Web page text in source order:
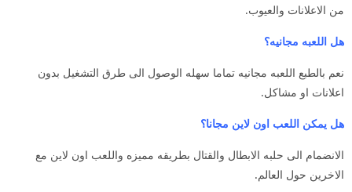
من الاعلانات والعيوب.
هل اللعبه مجانيه؟
نعم بالطبع اللعبه مجانيه تماما سهله الوصول الى طرق التشغيل بدون
اعلانات او مشاكل.
هل يمكن اللعب اون لاين مجانا؟
الانضمام الى حلبه الابطال والقتال بطريقه مميزه واللعب اون لاين مع
الاخرين حول العالم.